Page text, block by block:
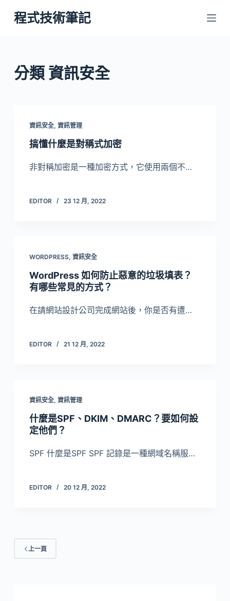
跳
至
內
容
程式技術筆記
分類資訊安全
資訊安全, 資訊管理
搞懂什麼是對稱式加密
非對稱加密是一種加密方式，它使用兩個不…
EDITOR 23 12 月, 2022
WORDPRESS, 資訊安全
WordPress 如何防止惡意的垃圾填表？
有哪些常見的方式？
在請網站設計公司完成網站後，你是否有遭…
EDITOR 21 12 月, 2022
資訊安全, 資訊管理
什麼是SPF、DKIM、DMARC？要如何設
定他們？
SPF 什麼是SPF SPF 記錄是一種網域名稱服…
EDITOR 20 12 月, 2022
上一頁